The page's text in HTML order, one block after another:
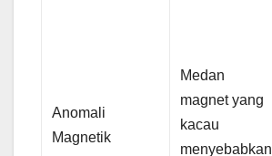
Anomali
Magnetik
Medan
magnet yang
kacau
menyebabkan